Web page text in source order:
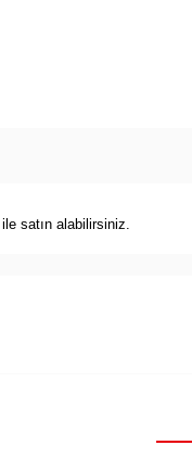
satın alabilirsiniz.